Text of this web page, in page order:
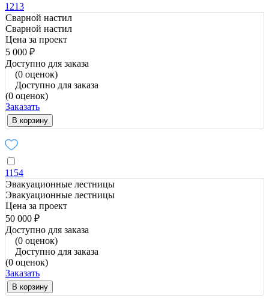
1213
Сварной настил
Сварной настил
Цена за проект
5 000 ₽
Доступно для заказа
(0 оценок)
Доступно для заказа
(0 оценок)
Заказать
В корзину
1154
Эвакуационные лестницы
Эвакуационные лестницы
Цена за проект
50 000 ₽
Доступно для заказа
(0 оценок)
Доступно для заказа
(0 оценок)
Заказать
В корзину